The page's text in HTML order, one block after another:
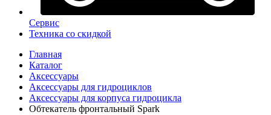
Сервис
Техника со скидкой
Главная
Каталог
Аксессуары
Аксессуары для гидроциклов
Аксессуары для корпуса гидроцикла
Обтекатель фронтальный Spark